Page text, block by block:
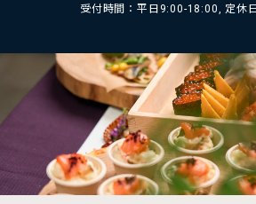
受付時間：平日9:00-18:00, 定休